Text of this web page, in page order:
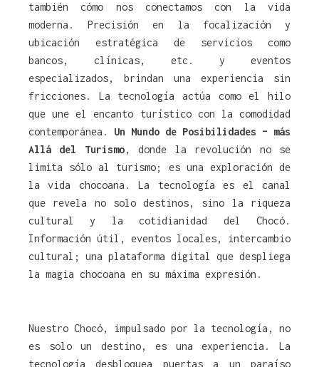
también cómo nos conectamos con la vida
moderna. Precisión en la focalización y
ubicación estratégica de servicios como
bancos, clínicas, etc. y eventos
especializados, brindan una experiencia sin
fricciones. La tecnología actúa como el hilo
que une el encanto turístico con la comodidad
contemporánea. Un Mundo de Posibilidades – más
Allá del Turismo, donde la revolución no se
limita sólo al turismo; es una exploración de
la vida chocoana. La tecnología es el canal
que revela no solo destinos, sino la riqueza
cultural y la cotidianidad del Chocó.
Información útil, eventos locales, intercambio
cultural; una plataforma digital que despliega
la magia chocoana en su máxima expresión.
Nuestro Chocó, impulsado por la tecnología, no
es solo un destino, es una experiencia. La
tecnología desbloquea puertas a un paraíso